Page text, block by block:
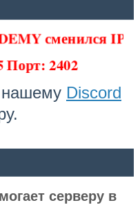
сменился IP
Порт: 2402
нашему Discord
серверу в